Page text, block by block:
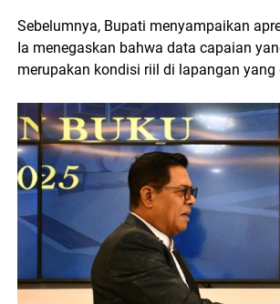
Sebelumnya, Bupati menyampaikan
Ia menegaskan bahwa data capaian
merupakan kondisi riil di lapangan